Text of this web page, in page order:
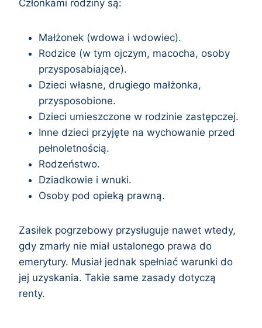
Członkami rodziny są:
Małżonek (wdowa i wdowiec).
Rodzice (w tym ojczym, macocha, osoby
przysposabiające).
Dzieci własne, drugiego małżonka,
przysposobione.
Dzieci umieszczone w rodzinie zastępczej.
Inne dzieci przyjęte na wychowanie przed
pełnoletnością.
Rodzeństwo.
Dziadkowie i wnuki.
Osoby pod opieką prawną.
Zasiłek pogrzebowy przysługuje nawet wtedy,
gdy zmarły nie miał ustalonego prawa do
emerytury. Musiał jednak spełniać warunki do
jej uzyskania. Takie same zasady dotyczą
renty.